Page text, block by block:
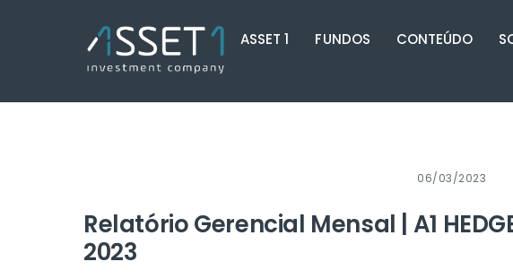
ASSET 1 FUNDOS CONTEÚDO
06/03/2023
Relatório Gerencial Mensal | A1
2023